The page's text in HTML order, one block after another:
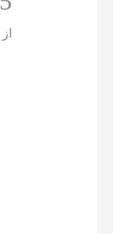
از